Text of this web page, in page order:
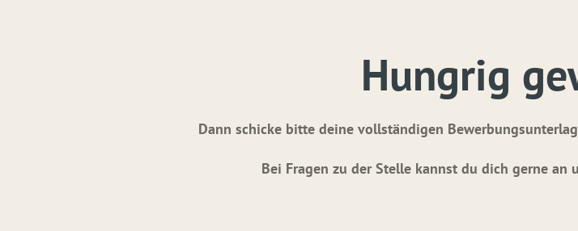
Hungrig
Dann schicke bitte deine vollständigen
Bei Fragen zu der Stelle kannst du dich gerne an